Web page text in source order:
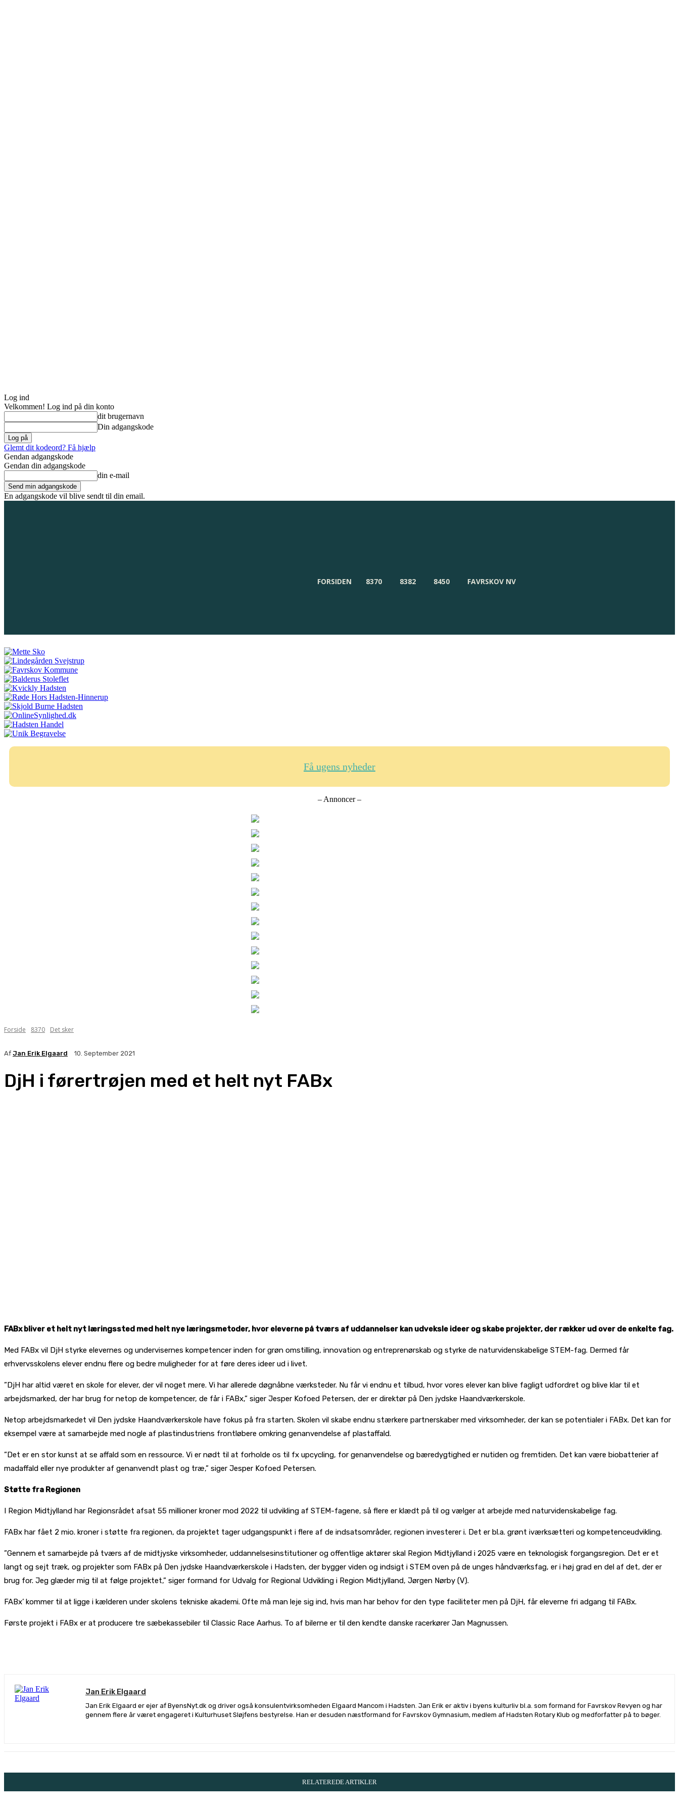
Log ind
Velkommen! Log ind på din konto
dit brugernavn
Din adgangskode
Glemt dit kodeord? Få hjælp
Gendan adgangskode
Gendan din adgangskode
din e-mail
En adgangskode vil blive sendt til din email.
FORSIDEN 8370 8382 8450 FAVRSKOV NV
Få ugens nyheder
– Annoncer –
Forside 8370 Det sker
Af Jan Erik Elgaard 10. September 2021
DjH i førertrøjen med et helt nyt FABx
FABx bliver et helt nyt læringssted med helt nye læringsmetoder, hvor eleverne på tværs af uddannelser kan udveksle ideer og skabe projekter, der rækker ud over de enkelte fag.
Med FABx vil DjH styrke elevernes og undervisernes kompetencer inden for grøn omstilling, innovation og entreprenørskab og styrke de naturvidenskabelige STEM-fag. Dermed får
erhvervsskolens elever endnu flere og bedre muligheder for at føre deres ideer ud i livet.
”DjH har altid været en skole for elever, der vil noget mere. Vi har allerede døgnåbne værksteder. Nu får vi endnu et tilbud, hvor vores elever kan blive fagligt udfordret og blive klar til et
arbejdsmarked, der har brug for netop de kompetencer, de får i FABx,” siger Jesper Kofoed Petersen, der er direktør på Den jydske Haandværkerskole.
Netop arbejdsmarkedet vil Den jydske Haandværkerskole have fokus på fra starten. Skolen vil skabe endnu stærkere partnerskaber med virksomheder, der kan se potentialer i FABx. Det kan for
eksempel være at samarbejde med nogle af plastindustriens frontløbere omkring genanvendelse af plastaffald.
”Det er en stor kunst at se affald som en ressource. Vi er nødt til at forholde os til fx upcycling, for genanvendelse og bæredygtighed er nutiden og fremtiden. Det kan være biobatterier af
madaffald eller nye produkter af genanvendt plast og træ,” siger Jesper Kofoed Petersen.
Støtte fra Regionen
I Region Midtjylland har Regionsrådet afsat 55 millioner kroner mod 2022 til udvikling af STEM-fagene, så flere er klædt på til og vælger at arbejde med naturvidenskabelige fag.
FABx har fået 2 mio. kroner i støtte fra regionen, da projektet tager udgangspunkt i flere af de indsatsområder, regionen investerer i. Det er bl.a. grønt iværksætteri og kompetenceudvikling.
”Gennem et samarbejde på tværs af de midtjyske virksomheder, uddannelsesinstitutioner og offentlige aktører skal Region Midtjylland i 2025 være en teknologisk forgangsregion. Det er et
langt og sejt træk, og projekter som FABx på Den jydske Haandværkerskole i Hadsten, der bygger viden og indsigt i STEM oven på de unges håndværksfag, er i høj grad en del af det, der er
brug for. Jeg glæder mig til at følge projektet,” siger formand for Udvalg for Regional Udvikling i Region Midtjylland, Jørgen Nørby (V).
FABx’ kommer til at ligge i kælderen under skolens tekniske akademi. Ofte må man leje sig ind, hvis man har behov for den type faciliteter men på DjH, får eleverne fri adgang til FABx.
Første projekt i FABx er at producere tre sæbekassebiler til Classic Race Aarhus. To af bilerne er til den kendte danske racerkører Jan Magnussen.
Jan Erik Elgaard
Jan Erik Elgaard er ejer af ByensNyt.dk og driver også konsulentvirksomheden Elgaard Mancom i Hadsten. Jan Erik er aktiv i byens kulturliv bl.a. som formand for Favrskov Revyen og har
gennem flere år været engageret i Kulturhuset Sløjfens bestyrelse. Han er desuden næstformand for Favrskov Gymnasium, medlem af Hadsten Rotary Klub og medforfatter på to bøger.
RELATEREDE ARTIKLER